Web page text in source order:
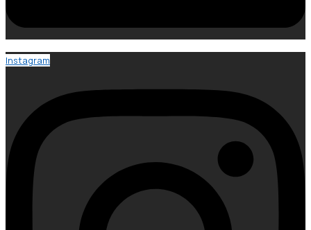
Instagram